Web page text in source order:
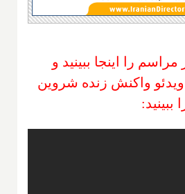
را اینجا ببینید و
واکنش زنده شروین